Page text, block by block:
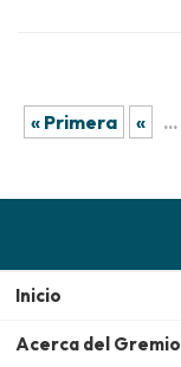
« Primera « ...
Inicio
Acerca del Gremio